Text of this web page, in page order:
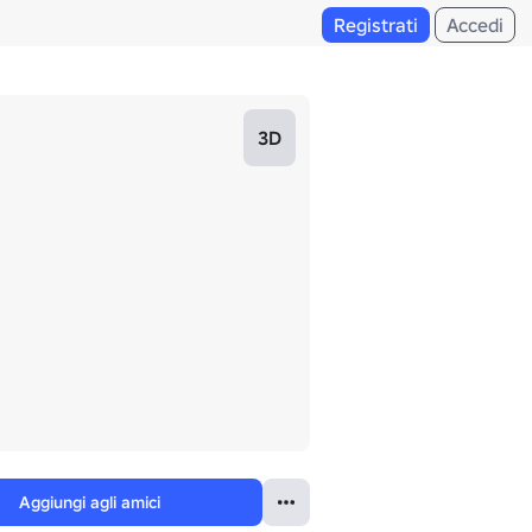
Registrati Accedi
3D
Aggiungi agli amici